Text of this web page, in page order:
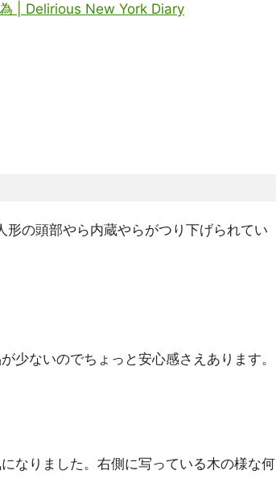
| Delirious New York Diary
の頭部やら内蔵やらがつり下げられてい
少ないのでちょっと安心感さえあります。
なりました。右側に写っている木の様な何